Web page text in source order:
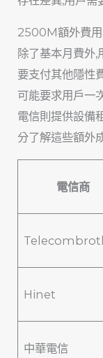
2500M額外費
除了基本月費外
要支付其他隱
可能要求用戶一
電信則提供設備
分了解這些額外
電信商
Hinet
中華電信